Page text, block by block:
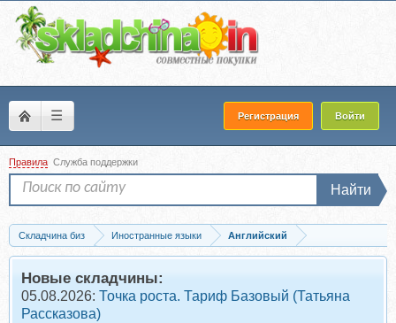
☰ Регистрация Войти
Правила Служба поддержки
Найти
Складчина биз Иностранные языки
Английский
Скачать [Повтор] Английский язык. Полный курс. Учу самостоятельно (+ CD)...
Новые складчины:
05.08.2026: Точка роста. Тариф Базовый (Татьяна
Рассказова)